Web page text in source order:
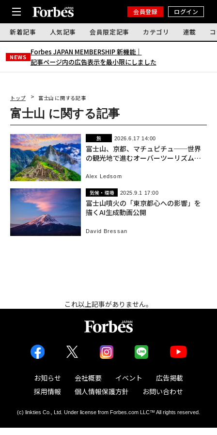
会員登録 ログイン
新着記事 人気記事 会員限定記事 カテゴリ 連載
NEWS
Forbes JAPAN MEMBERSHIP 新機能｜
記事ページ内の広告表示を最小限にしました
トップ 富士山 に関する記事
富士山 に関する記事
旅 2026.6.17 14:00
富士山、京都、マチュピチュ──世界
の観光地で進むオーバーツーリズム規
Alex Ledsom
気候・環境 2025.9.1 17:00
富士山噴火の「東京都心への影響」を
描くAI生成動画公開
David Bressan
これ以上記事がありません。
お知らせ 会社概要 イベント
広告掲載
採用情報
個人情報保護方針 お問い合わせ
(c) linkties Co., Ltd. Under license from Forbes.com LLC™ All rights reserved.